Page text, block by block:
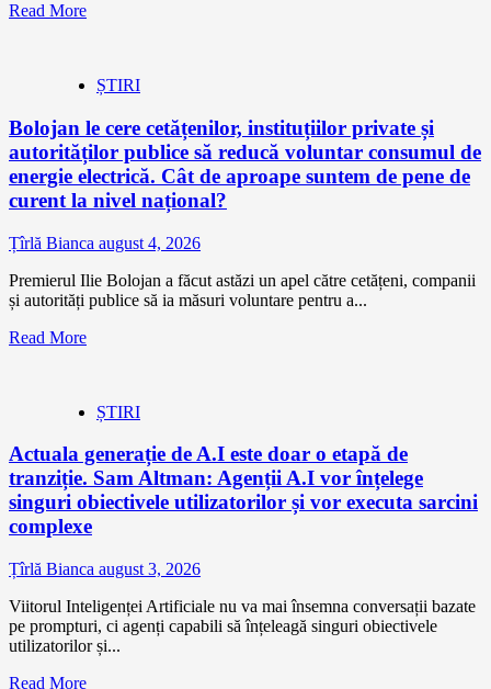
Read More
ȘTIRI
Bolojan le cere cetățenilor, instituțiilor private și
autorităților publice să reducă voluntar consumul de
energie electrică. Cât de aproape suntem de pene de
curent la nivel național?
Țîrlă Bianca august 4, 2026
Premierul Ilie Bolojan a făcut astăzi un apel către cetățeni, companii
și autorități publice să ia măsuri voluntare pentru a...
Read More
ȘTIRI
Actuala generație de A.I este doar o etapă de
tranziție. Sam Altman: Agenții A.I vor înțelege
singuri obiectivele utilizatorilor și vor executa sarcini
complexe
Țîrlă Bianca august 3, 2026
Viitorul Inteligenței Artificiale nu va mai însemna conversații bazate
pe prompturi, ci agenți capabili să înțeleagă singuri obiectivele
utilizatorilor și...
Read More